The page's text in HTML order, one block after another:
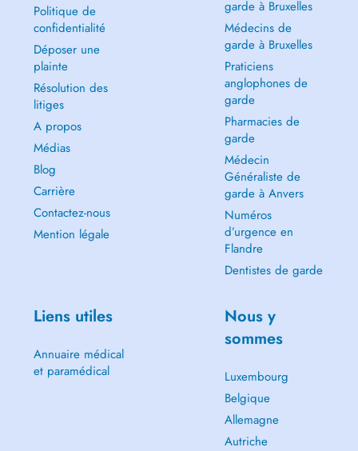
Politique de
confidentialité
Déposer une
plainte
Résolution des
litiges
A propos
Médias
Blog
Carrière
Contactez-nous
Mention légale
garde à Bruxelles
Médecins de
garde à Bruxelles
Praticiens
anglophones de
garde
Pharmacies de
garde
Médecin
Généraliste de
garde à Anvers
Numéros
d’urgence en
Flandre
Dentistes de garde
Liens utiles
Annuaire médical
et paramédical
Nous y
sommes
Luxembourg
Belgique
Allemagne
Autriche